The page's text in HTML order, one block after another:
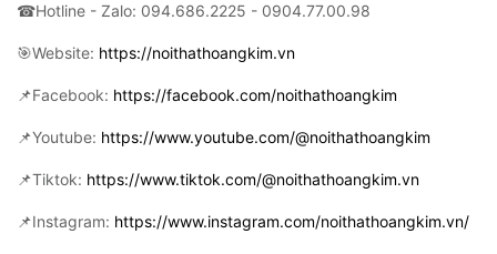
☎Hotline - Zalo: 094.686.2225 - 0904.77.00.98
🎯Website: https://noithathoangkim.vn
📌Facebook: https://facebook.com/noithathoangkim
📌Youtube: https://www.youtube.com/@noithathoangkim
📌Tiktok: https://www.tiktok.com/@noithathoangkim.vn
📌Instagram: https://www.instagram.com/noithathoangkim.vn/